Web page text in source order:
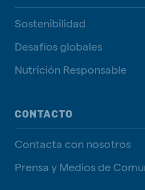
Sostenibilidad
Desafíos globales
Nutrición Responsable
CONTACTO
Contacta con nosotros
Prensa y Medios de